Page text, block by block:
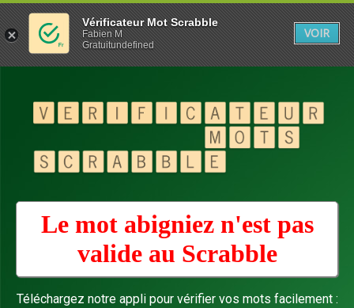
Le mot abigniez n'est pas
valide au Scrabble
Téléchargez notre appli pour vérifier vos mots facilement :
Vérificateur Mot Scrabble
Fabien M
Gratuitundefined
VOIR